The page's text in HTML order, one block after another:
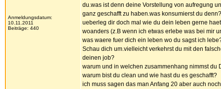
Anmeldungsdatum:
10.11.2011
Beiträge: 440
du.was ist denn deine Vorstellung von aufregung
ganz geschafft zu haben.was konsumierst du denn?
ueberleg dir doch mal wie du dein leben gerne
woanders (z.B wenn ich etwas erlebe was bei mir
was waere fuer dich ein leben wo du sagst ich
Schau dich um.vielleicht verkehrst du mit den
deinen job?
warum und in welchen zusammenhang nimmst
warum bist du clean und wie hast du es geschafft?
ich muss sagen das man Anfang 20 aber auch